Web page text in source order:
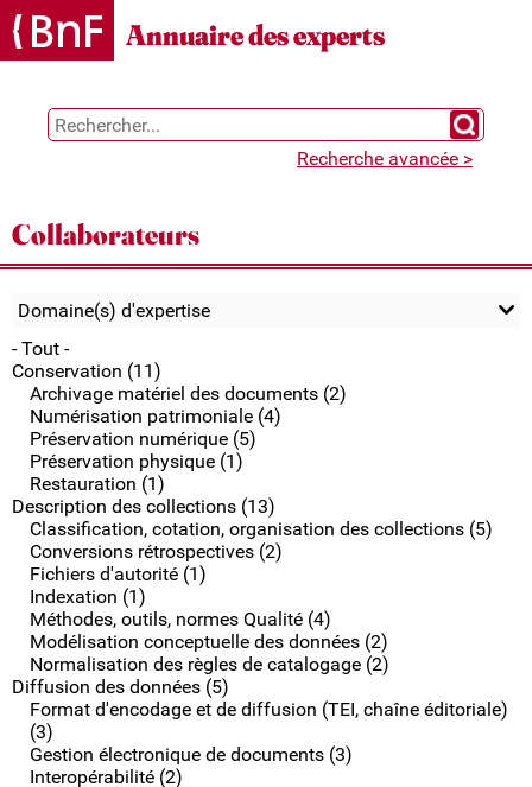
Gestion des cookies
Annuaire des experts
Chercher
Recherche avancée >
Collaborateurs
Domaine(s) d'expertise
- Tout -
Conservation (11)
Archivage matériel des documents (2)
Numérisation patrimoniale (4)
Préservation numérique (5)
Préservation physique (1)
Restauration (1)
Description des collections (13)
Classification, cotation, organisation des collections (5)
Conversions rétrospectives (2)
Fichiers d'autorité (1)
Indexation (1)
Méthodes, outils, normes Qualité (4)
Modélisation conceptuelle des données (2)
Normalisation des règles de catalogage (2)
Diffusion des données (5)
Format d'encodage et de diffusion (TEI, chaîne éditoriale)
(3)
Gestion électronique de documents (3)
Interopérabilité (2)